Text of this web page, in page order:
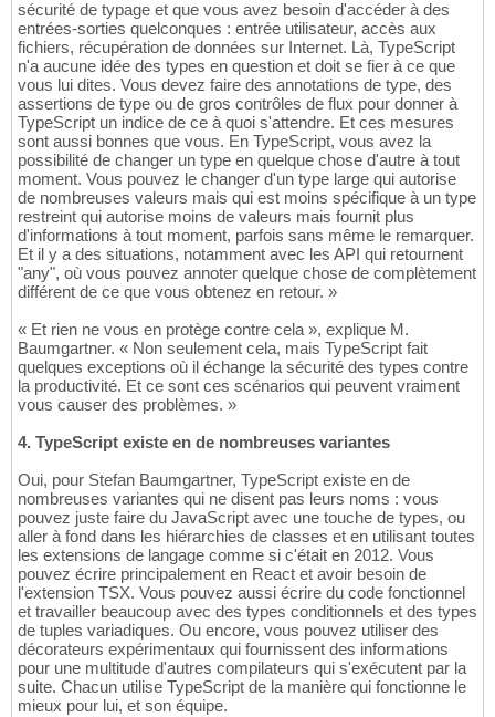
sécurité de typage et que vous avez besoin d'accéder à des
entrées-sorties quelconques : entrée utilisateur, accès aux
fichiers, récupération de données sur Internet. Là, TypeScript
n'a aucune idée des types en question et doit se fier à ce que
vous lui dites. Vous devez faire des annotations de type, des
assertions de type ou de gros contrôles de flux pour donner à
TypeScript un indice de ce à quoi s'attendre. Et ces mesures
sont aussi bonnes que vous. En TypeScript, vous avez la
possibilité de changer un type en quelque chose d'autre à tout
moment. Vous pouvez le changer d'un type large qui autorise
de nombreuses valeurs mais qui est moins spécifique à un type
restreint qui autorise moins de valeurs mais fournit plus
d'informations à tout moment, parfois sans même le remarquer.
Et il y a des situations, notamment avec les API qui retournent
"any", où vous pouvez annoter quelque chose de complètement
différent de ce que vous obtenez en retour. »
« Et rien ne vous en protège contre cela », explique M.
Baumgartner. « Non seulement cela, mais TypeScript fait
quelques exceptions où il échange la sécurité des types contre
la productivité. Et ce sont ces scénarios qui peuvent vraiment
vous causer des problèmes. »
4. TypeScript existe en de nombreuses variantes
Oui, pour Stefan Baumgartner, TypeScript existe en de
nombreuses variantes qui ne disent pas leurs noms : vous
pouvez juste faire du JavaScript avec une touche de types, ou
aller à fond dans les hiérarchies de classes et en utilisant toutes
les extensions de langage comme si c'était en 2012. Vous
pouvez écrire principalement en React et avoir besoin de
l'extension TSX. Vous pouvez aussi écrire du code fonctionnel
et travailler beaucoup avec des types conditionnels et des types
de tuples variadiques. Ou encore, vous pouvez utiliser des
décorateurs expérimentaux qui fournissent des informations
pour une multitude d'autres compilateurs qui s'exécutent par la
suite. Chacun utilise TypeScript de la manière qui fonctionne le
mieux pour lui, et son équipe.